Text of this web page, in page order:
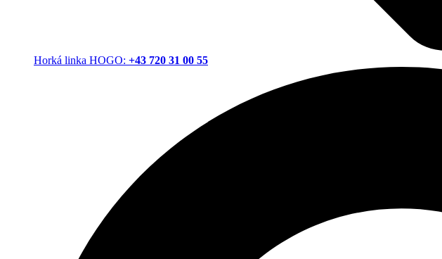
Horká linka HOGO: +43 720 31 00 55